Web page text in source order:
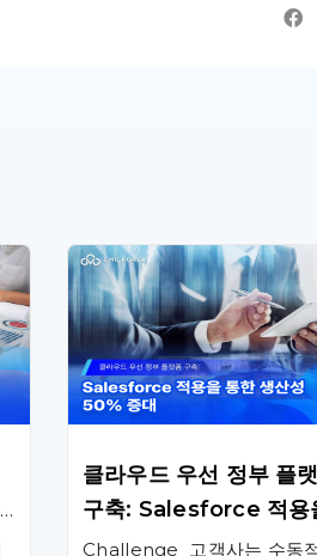
클라우드 우선 정부 플
구축: Salesforce 적용
통한 생산성 50% 증대
Challenge 고객사는 수동